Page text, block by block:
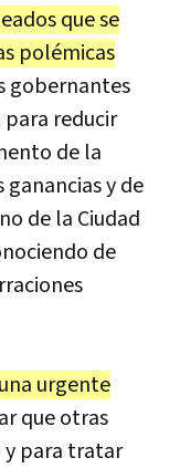
quese
polémicas
gobernantes
para reducir
de la
gananciasyde
de la Ciudad
de
una urgente
queotras
y para tratar